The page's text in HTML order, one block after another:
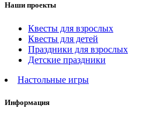
Наши проекты
Квесты для взрослых
Квесты для детей
Праздники для взрослых
Детские праздники
Настольные игры
Информация